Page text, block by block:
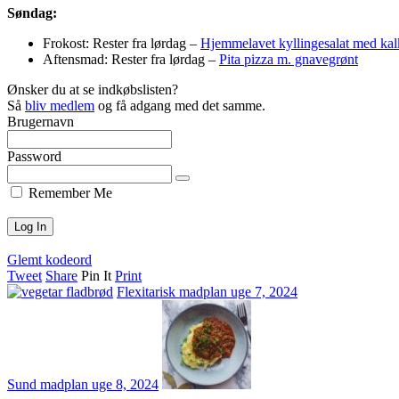
Søndag:
Frokost: Rester fra lørdag – Hjemmelavet kyllingesalat med
Aftensmad: Rester fra lørdag – Pita pizza m. gnavegrønt
Ønsker du at se indkøbslisten?
Så bliv medlem og få adgang med det samme.
Brugernavn
Password
Remember Me
Glemt kodeord
Tweet Share Pin It Print
Flexitarisk madplan uge 7, 2024
Sund madplan uge 8, 2024